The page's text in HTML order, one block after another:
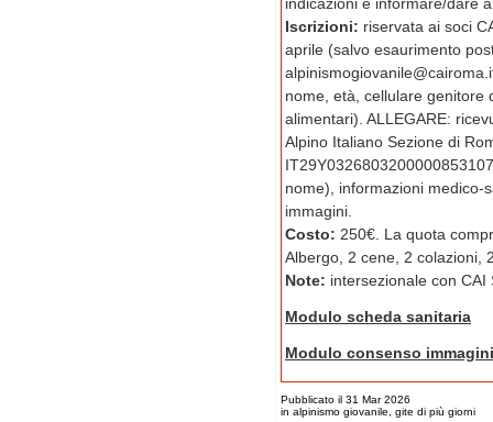
Iscrizioni: riservata ai soci
aprile (salvo esaurimento
nome, età, cellulare genitore
alimentari). ALLEGARE:
Alpino Italiano Sezione di
nome), informazioni medico-
immagini.
Costo: 250€. La quota
Albergo, 2 cene, 2 colazioni,
Note: intersezionale con CAI
Modulo scheda sanitaria
Modulo consenso immagini
Pubblicato il 31 Mar 2026
in alpinismo giovanile, gite di più giorni